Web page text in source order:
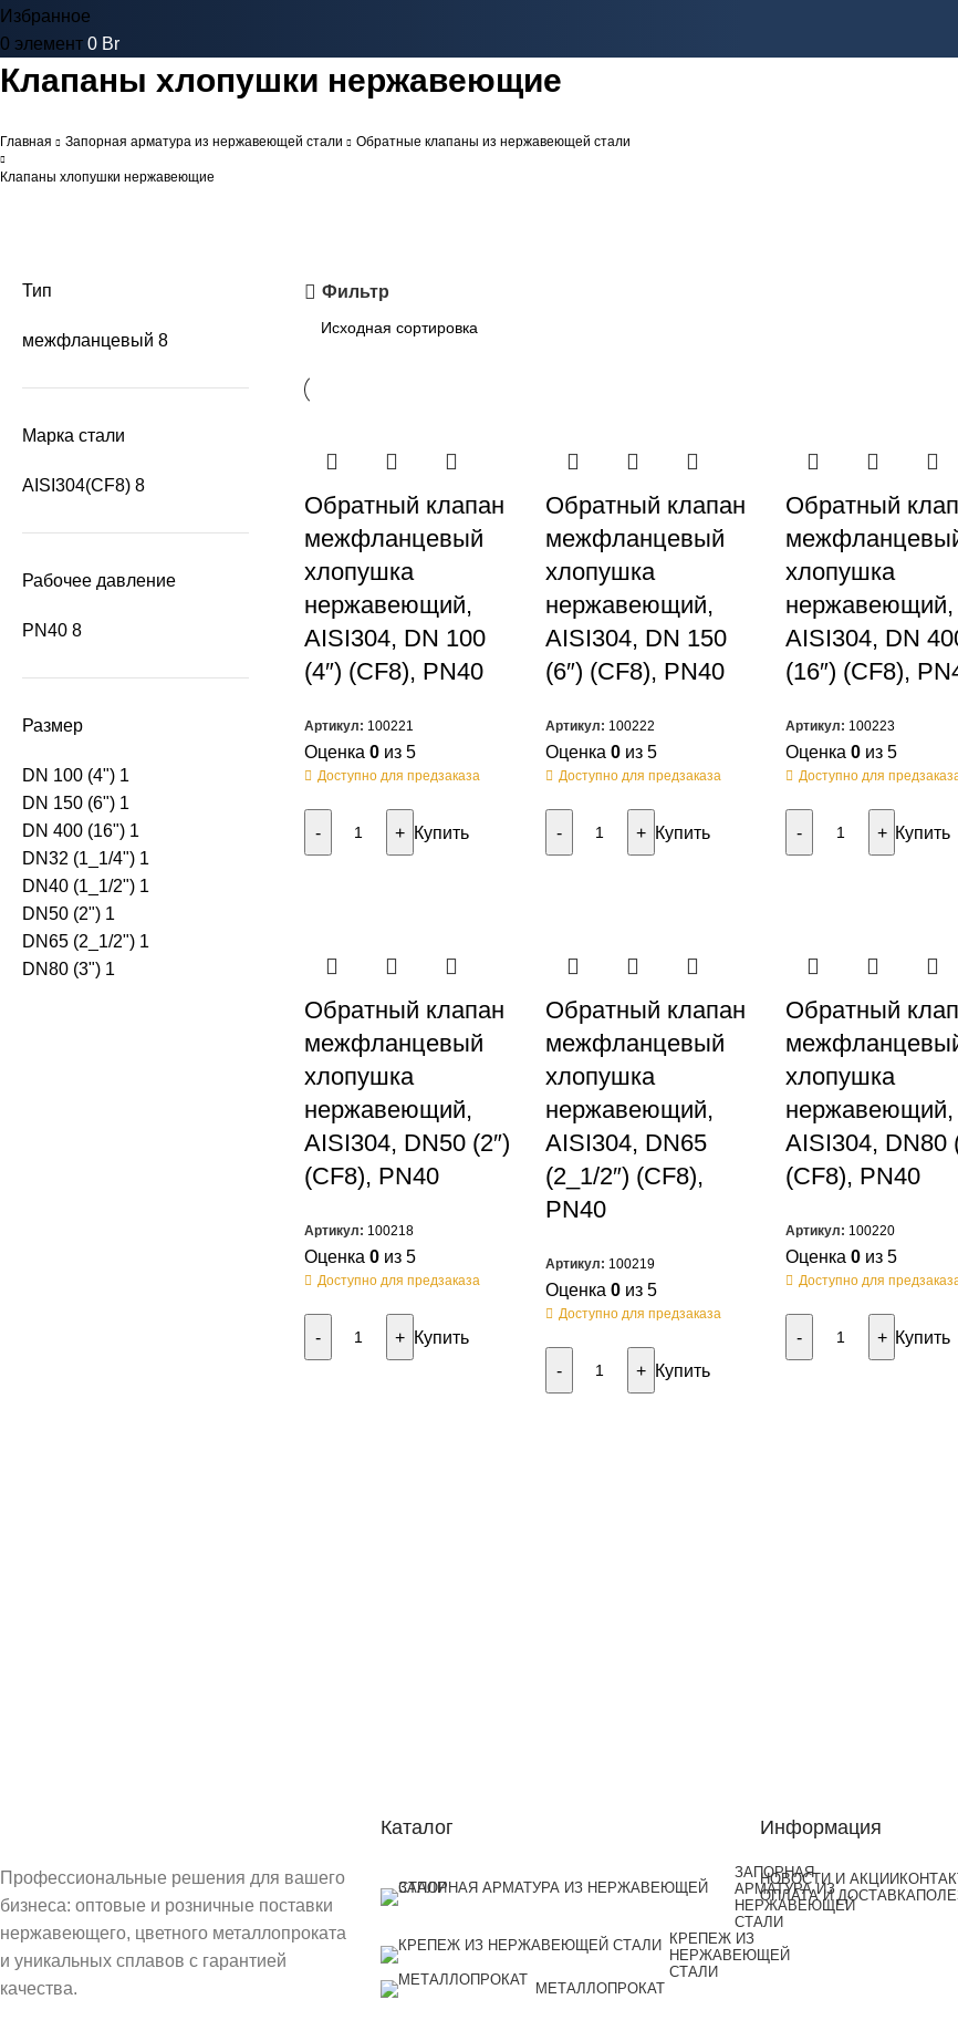
Избранное
0 элемент 0 Br
Клапаны хлопушки нержавеющие
Главная Запорная арматура из нержавеющей стали Обратные клапаны из нержавеющей стали
Клапаны хлопушки нержавеющие
Тип
межфланцевый 8
Марка стали
AISI304(CF8) 8
Рабочее давление
PN40 8
Размер
DN 100 (4") 1
DN 150 (6") 1
DN 400 (16") 1
DN32 (1_1/4") 1
DN40 (1_1/2") 1
DN50 (2") 1
DN65 (2_1/2") 1
DN80 (3") 1
Фильтр
Обратный клапан
межфланцевый
хлопушка
нержавеющий,
AISI304, DN 100
(4″) (CF8), PN40
Артикул: 100221
Оценка 0из 5
Доступно для предзаказа
Купить
Обратный клапан
межфланцевый
хлопушка
нержавеющий,
AISI304, DN 150
(6″) (CF8), PN40
Артикул: 100222
Оценка 0из 5
Доступно для предзаказа
Купить
Обратный
хлопушка
нержавеющий,
AISI304, DN
(16″) (CF8),
Артикул: 100223
Оценка0 из 5
Доступно для
Купить
Обратный клапан
межфланцевый
хлопушка
нержавеющий,
AISI304, DN50 (2″)
(CF8), PN40
Артикул: 100218
Оценка 0из 5
Доступно для предзаказа
Купить
Обратный клапан
межфланцевый
хлопушка
нержавеющий,
AISI304, DN65
(2_1/2″) (CF8),
PN40
Артикул: 100219
Оценка 0из 5
Доступно для предзаказа
Купить
Обратный
хлопушка
нержавеющий,
AISI304, DN80
(CF8), PN40
Артикул: 100220
Оценка0 из 5
Доступно для
Купить
Профессиональные решения для вашего
бизнеса: оптовые и розничные поставки
нержавеющего, цветного металлопроката
и уникальных сплавов с гарантией
качества.
Каталог
ЗАПОРНАЯ
АРМАТУРА ИЗ
НЕРЖАВЕЮЩЕЙ
СТАЛИ
КРЕПЕЖ ИЗ
НЕРЖАВЕЮЩЕЙ
СТАЛИ
МЕТАЛЛОПРОКАТ
Информация
НОВОСТИ И АКЦИИ
ОПЛАТА И ДОСТАВКА